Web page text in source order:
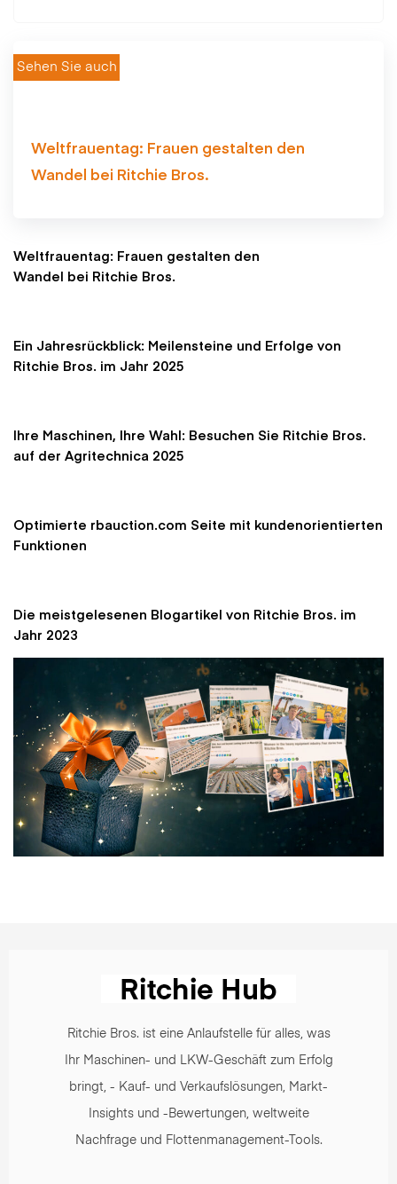
Sehen Sie auch
Weltfrauentag: Frauen gestalten den
Wandel bei Ritchie Bros.
Weltfrauentag: Frauen gestalten den
Wandel bei Ritchie Bros.
Ein Jahresrückblick: Meilensteine und Erfolge von
Ritchie Bros. im Jahr 2025
Ihre Maschinen, Ihre Wahl: Besuchen Sie Ritchie Bros.
auf der Agritechnica 2025
Optimierte rbauction.com Seite mit kundenorientierten
Funktionen
Die meistgelesenen Blogartikel von Ritchie Bros. im
Jahr 2023
Ritchie Bros. ist eine Anlaufstelle für alles, was
Ihr Maschinen- und LKW-Geschäft zum Erfolg
bringt, - Kauf- und Verkaufslösungen, Markt-
Insights und -Bewertungen, weltweite
Nachfrage und Flottenmanagement-Tools.